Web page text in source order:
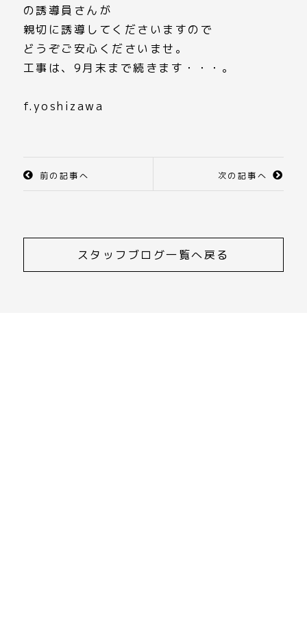
の誘導員さんが
親切に誘導してくださいますので
どうぞご安心くださいませ。
工事は、9月末まで続きます・・・。
f.yoshizawa
前の記事へ 次の記事へ
スタッフブログ一覧へ戻る